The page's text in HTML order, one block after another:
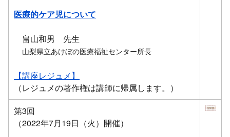
医療的ケア児について
畠山和男 先生
山梨県立あけぼの医療福祉センター所長
【講座レジュメ】
（レジュメの著作権は講師に帰属します。）
第3回
（2022年7月19日（火）開催）